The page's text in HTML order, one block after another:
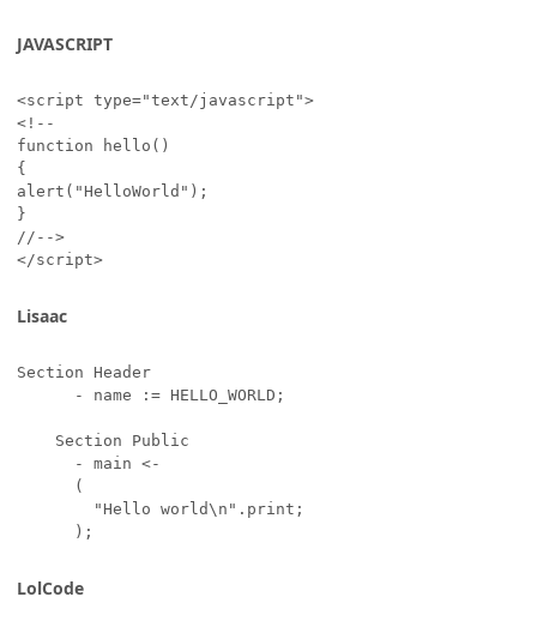
JAVASCRIPT
<script type="text/javascript">
<!--
function hello()
{
alert("HelloWorld");
}
//-->
</script>
Lisaac
Section Header
	  );
LolCode